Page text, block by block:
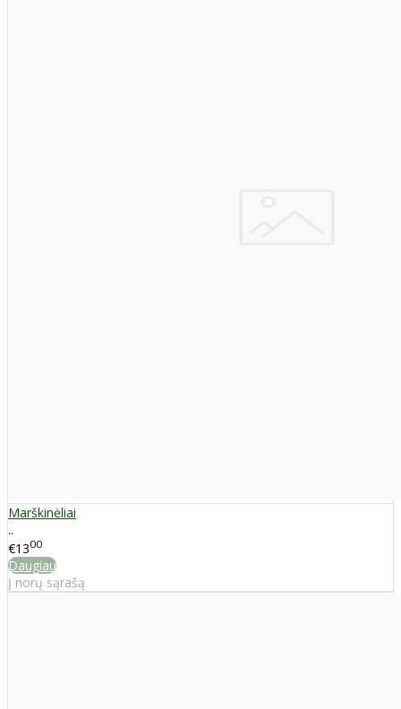
Marškinėliai
..
€1300
Daugiau
Į norų sąrašą